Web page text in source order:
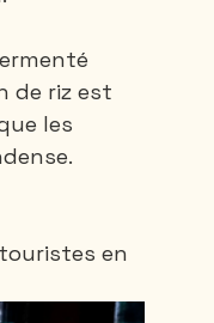
de riz est
les
en